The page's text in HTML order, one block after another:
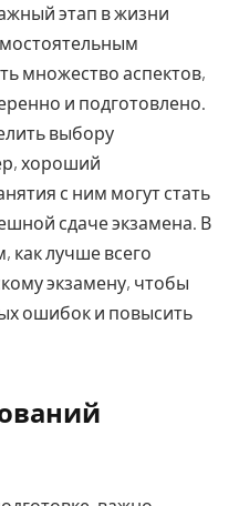
этап в жизни
множество аспектов,
и подготовлено.
выбору
хороший
с ним могут стать
сдаче экзамена. В
как лучше всего
экзамену, чтобы
ошибок и повысить